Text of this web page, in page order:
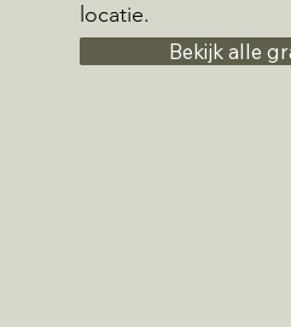
locatie.
Bekijk alle